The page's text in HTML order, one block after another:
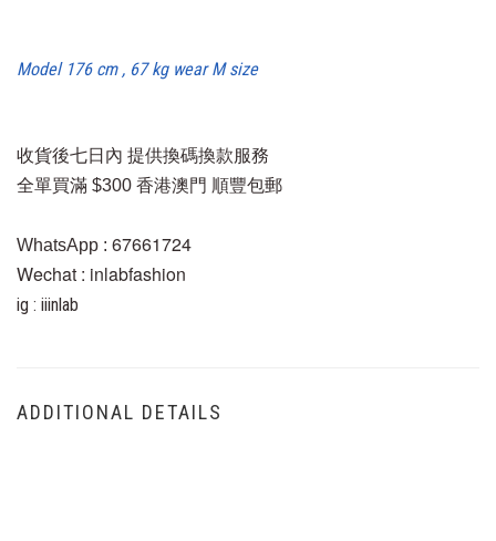
Model 176 cm , 67 kg wear M size
收貨後七日內 提供換碼換款服務
全單買滿 $300 香港澳門 順豐包郵
WhatsApp : 67661724
Wechat : inlabfashion
ig : iiinlab
ADDITIONAL DETAILS